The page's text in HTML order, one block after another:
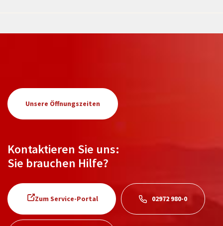
Unsere Öffnungszeiten
Kontaktieren Sie uns:
Sie brauchen Hilfe?
Zum Service-Portal 02972 980-0